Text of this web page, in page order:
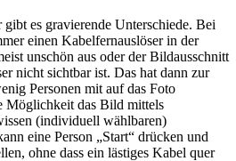
es gravierende Unterschiede. Bei
einen Kabelfernauslöser in der
unschön aus oder der Bildausschnitt
nicht sichtbar ist. Das hat dann zur
Personen mit auf das Foto
Möglichkeit das Bild mittels
(individuell wählbaren)
eine Person „Start“ drücken und
ohne dass ein lästiges Kabel quer